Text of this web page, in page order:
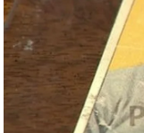
मी
क्षा